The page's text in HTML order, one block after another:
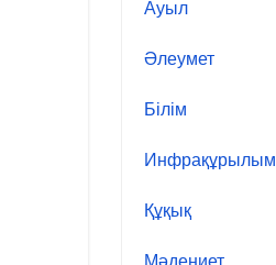
Ауыл
Әлеумет
Білім
Инфрақұрылым
Құқық
Мәдениет